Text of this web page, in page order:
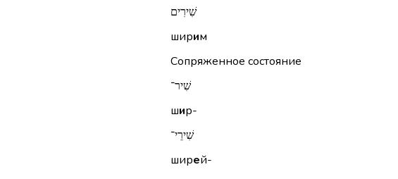
שִׁירִים
ширим
Сопряженное состояние
שִׁיר־
шир-
שִׁירֵי־
ширей-